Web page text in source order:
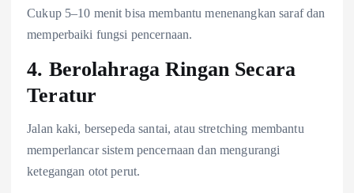
Cukup 5–10 menit bisa membantu menenangkan saraf dan
memperbaiki fungsi pencernaan.
4. Berolahraga Ringan Secara
Teratur
Jalan kaki, bersepeda santai, atau stretching membantu
memperlancar sistem pencernaan dan mengurangi
ketegangan otot perut.